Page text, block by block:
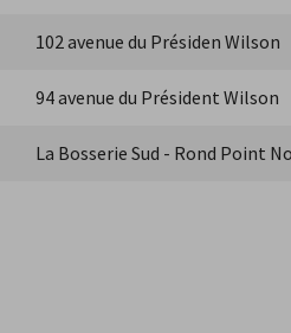
102 avenue du Présiden Wilson
94 avenue du Président Wilson
La Bosserie Sud - Rond Point